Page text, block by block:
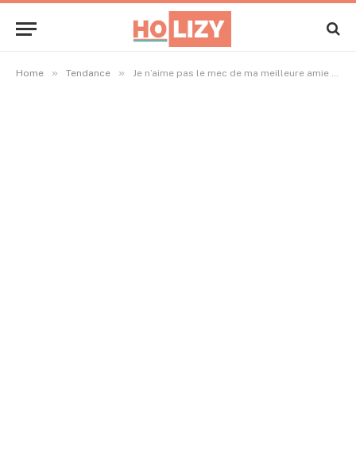
Home » Tendance » Je n’aime pas le mec de ma meilleure amie : comment gérer sans briser l’amitié